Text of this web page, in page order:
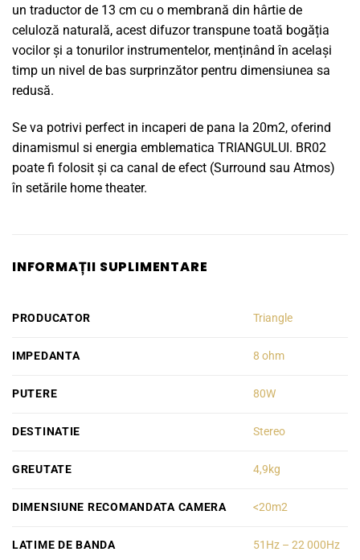
un traductor de 13 cm cu o membrană din hârtie de
celuloză naturală, acest difuzor transpune toată bogăția
vocilor și a tonurilor instrumentelor, menținând în același
timp un nivel de bas surprinzător pentru dimensiunea sa
redusă.
Se va potrivi perfect in incaperi de pana la 20m2, oferind
dinamismul si energia emblematica TRIANGULUI. BR02
poate fi folosit și ca canal de efect (Surround sau Atmos)
în setările home theater.
INFORMAȚII SUPLIMENTARE
PRODUCATOR Triangle
IMPEDANTA 8 ohm
PUTERE 80W
DESTINATIE Stereo
GREUTATE 4,9kg
DIMENSIUNE RECOMANDATA CAMERA <20m2
LATIME DE BANDA 51Hz – 22 000Hz